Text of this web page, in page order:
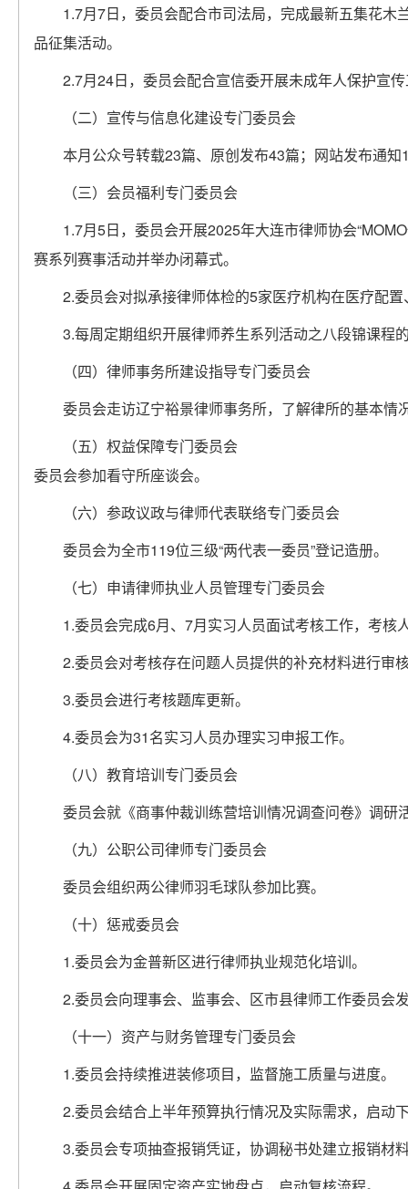
1.7月7日，委员会配合市司法局，完成最新五集花
品征集活动。
2.7月24日，委员会配合宣信委开展未成年人保护宣
（二）宣传与信息化建设专门委员会
本月公众号转载23篇、原创发布43篇；网站发布通
（三）会员福利专门委员会
1.7月5日，委员会开展2025年大连市律师协会
赛系列赛事活动并举办闭幕式。
2.委员会对拟承接律师体检的5家医疗机构在医疗配
3.每周定期组织开展律师养生系列活动之八段锦课程
（四）律师事务所建设指导专门委员会
委员会走访辽宁裕景律师事务所，了解律所的基本
（五）权益保障专门委员会
委员会参加看守所座谈会。
（六）参政议政与律师代表联络专门委员会
委员会为全市119位三级“两代表一委员”登记造册。
（七）申请律师执业人员管理专门委员会
1.委员会完成6月、7月实习人员面试考核工作，考核
2.委员会对考核存在问题人员提供的补充材料进行审
3.委员会进行考核题库更新。
4.委员会为31名实习人员办理实习申报工作。
（八）教育培训专门委员会
委员会就《商事仲裁训练营培训情况调查问卷》调研
（九）公职公司律师专门委员会
委员会组织两公律师羽毛球队参加比赛。
（十）惩戒委员会
1.委员会为金普新区进行律师执业规范化培训。
2.委员会向理事会、监事会、区市县律师工作委员会
（十一）资产与财务管理专门委员会
1.委员会持续推进装修项目，监督施工质量与进度。
2.委员会结合上半年预算执行情况及实际需求，启动
3.委员会专项抽查报销凭证，协调秘书处建立报销材